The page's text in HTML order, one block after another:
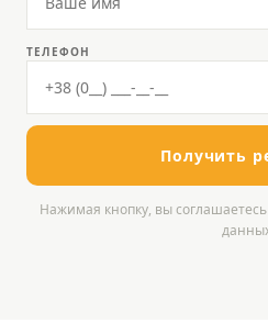
ТЕЛЕФОН
Получить
Нажимая кнопку, вы